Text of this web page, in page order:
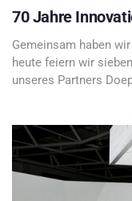
70 Jahre
Gemeinsam haben
heute feiern wir
unseres Partners